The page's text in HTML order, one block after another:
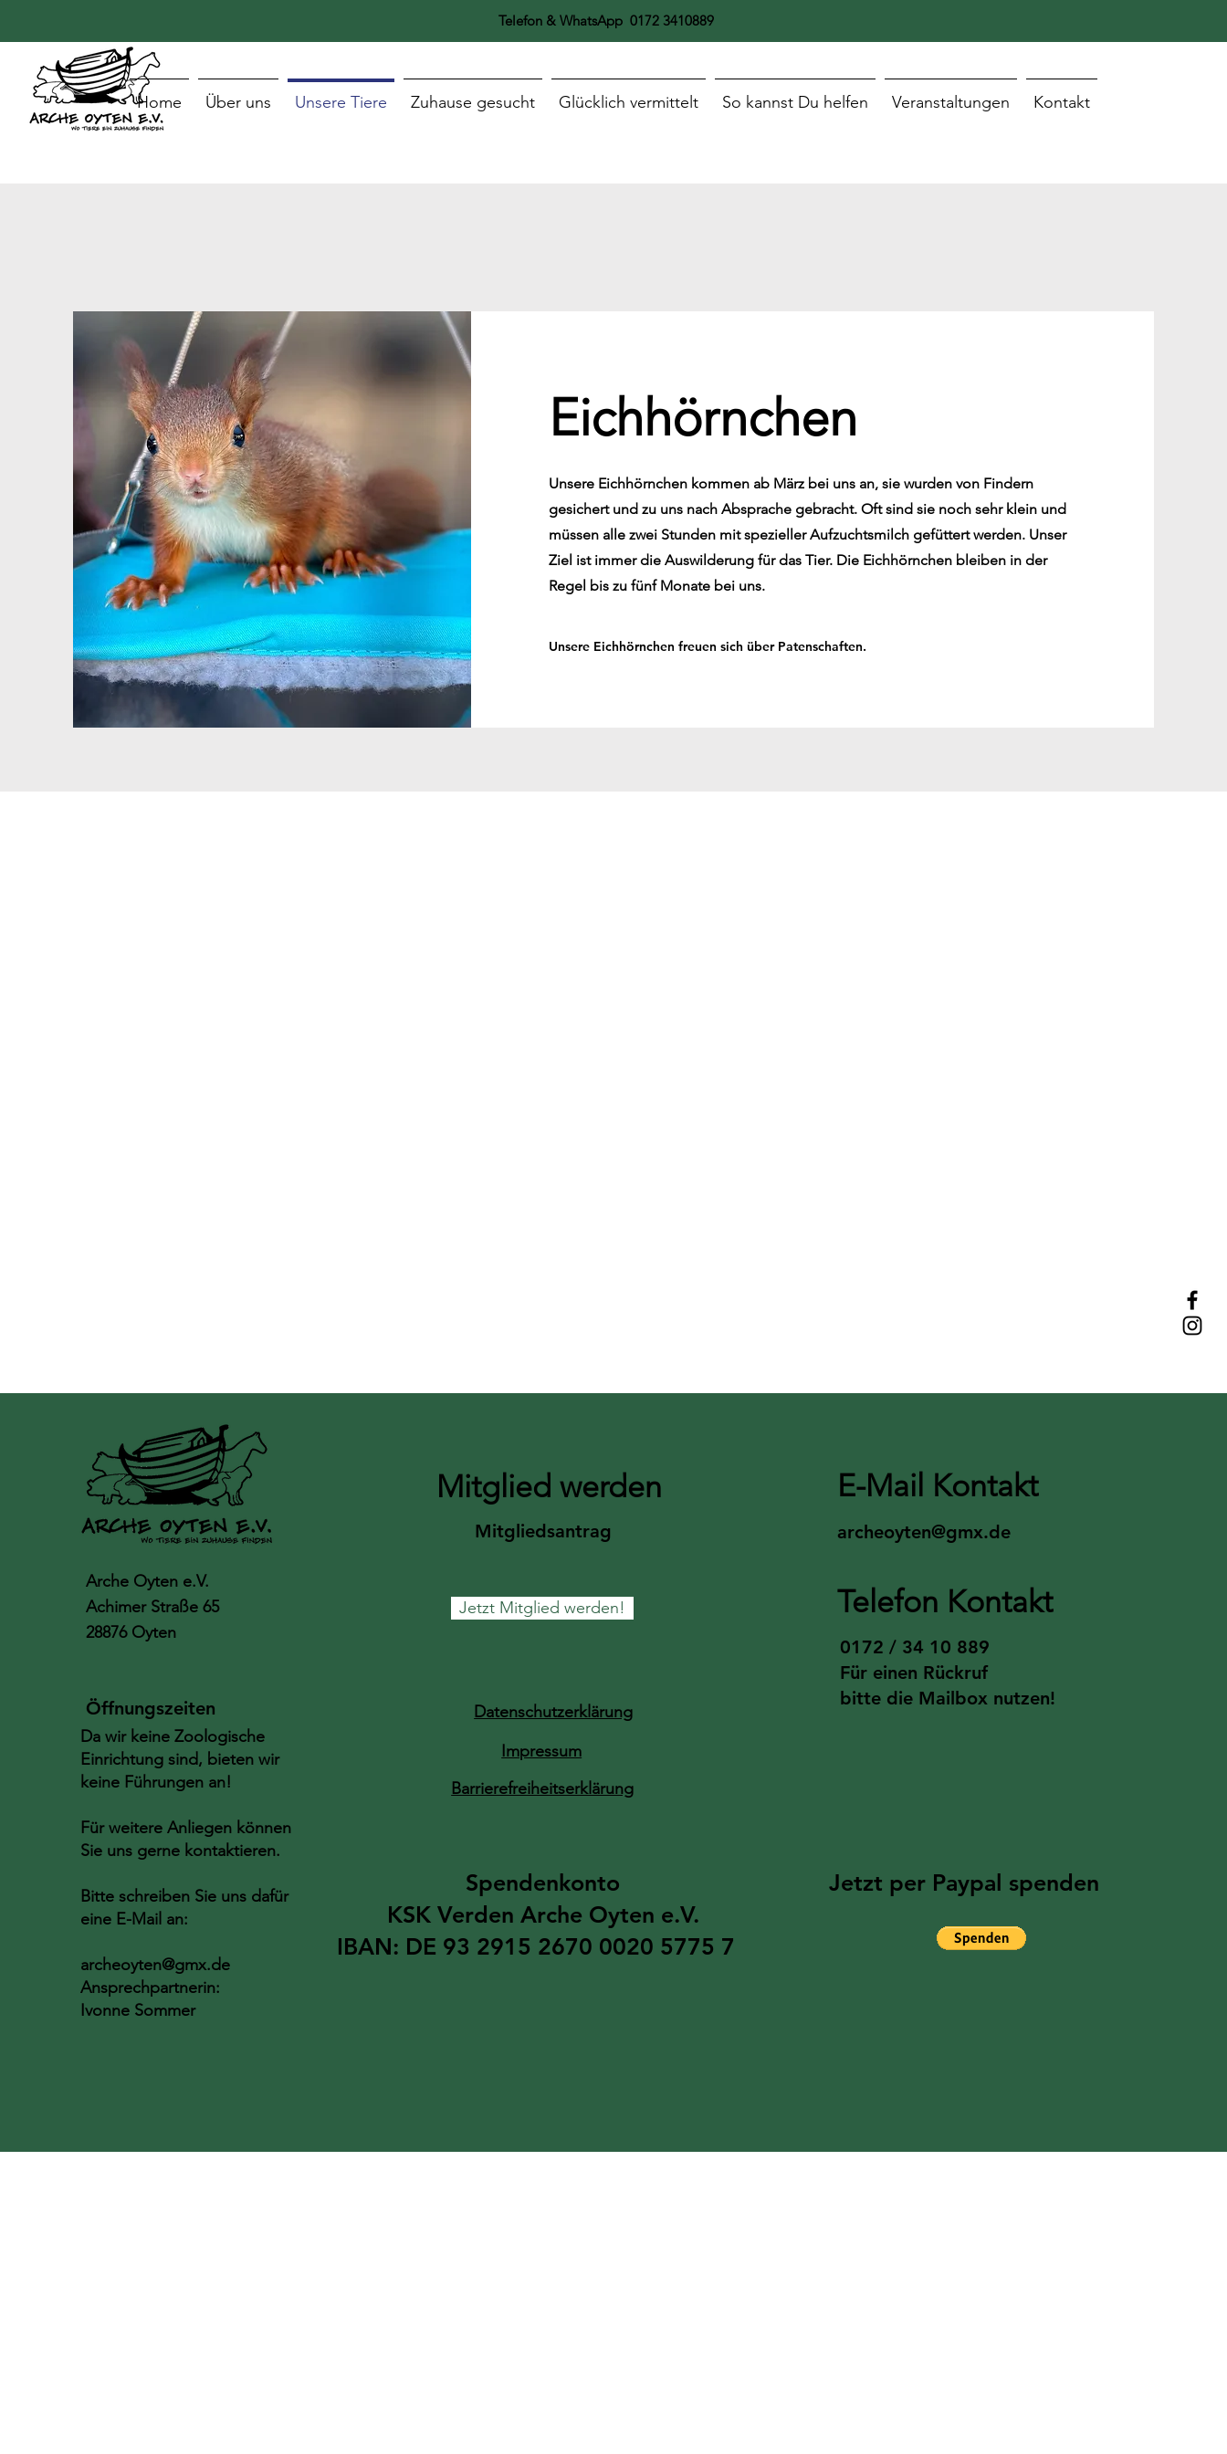
Telefon & WhatsApp 0172 3410889
Home Über uns Unsere Tiere Zuhause gesucht Glücklich vermittelt So kannst Du helfen Veranstaltungen Kontakt
Eichhörnchen
Unsere Eichhörnchen kommen ab März bei uns an, sie wurden von Findern
gesichert und zu uns nach Absprache gebracht. Oft sind sie noch sehr klein und
müssen alle zwei Stunden mit spezieller Aufzuchtsmilch gefüttert werden. Unser
Ziel ist immer die Auswilderung für das Tier. Die Eichhörnchen bleiben in der
Regel bis zu fünf Monate bei uns.
Unsere Eichhörnchen freuen sich über Patenschaften.
Arche Oyten e.V.
Achimer Straße 65
28876 Oyten
Öffnungszeiten
Da wir keine Zoologische
Einrichtung sind, bieten wir
keine Führungen an!
Für weitere Anliegen können
Sie uns gerne kontaktieren.
Bitte schreiben Sie uns dafür
eine E-Mail an:
archeoyten@gmx.de
Ansprechpartnerin:
Ivonne Sommer
Mitglied werden
Mitgliedsantrag
Jetzt Mitglied werden!
Datenschutzerklärung
Impressum
Barrierefreiheitserklärung
Spendenkonto​
KSK Verden ​Arche Oyten e.V.
IBAN: DE 93 2915 2670 0020 5775 73
E-Mail Kontakt
archeoyten@gmx.de
Telefon Kontakt
0172 / 34 10 889
Für einen Rückruf
bitte die Mailbox nutzen!
Jetzt per Paypal spenden